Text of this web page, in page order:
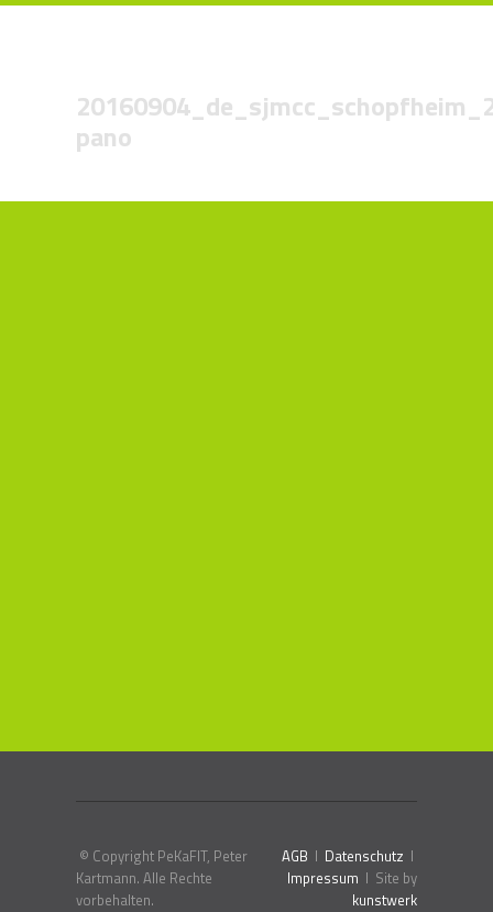
pano
© Copyright PeKaFIT, Peter
Kartmann. Alle Rechte
vorbehalten.
AGB I Datenschutz I
Impressum I Site by
kunstwerk